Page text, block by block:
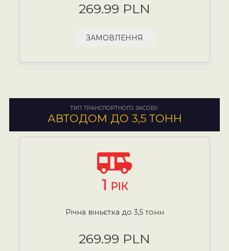
269.99 PLN
ЗАМОВЛЕННЯ
ТИП ТРАНСПОРТНОГО ЗАСОБУ:
АВТОДОМ ДО 3,5 ТОНН
1 РІК
Річна віньєтка до 3,5 тонн
269.99 PLN